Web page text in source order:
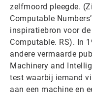
zelfmoord pleegde.
Computable
inspiratiebron voor
Computable. RS). In
andere vermaarde
Machinery and
test waarbij iemand
aan een machine en